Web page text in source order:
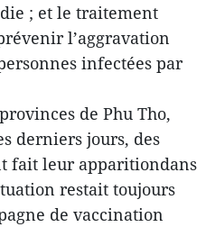
; et le traitement
l’aggravation
infectées par
de Phu Tho,
derniers jours, des
fait leur apparitiondans
restait toujours
de vaccination